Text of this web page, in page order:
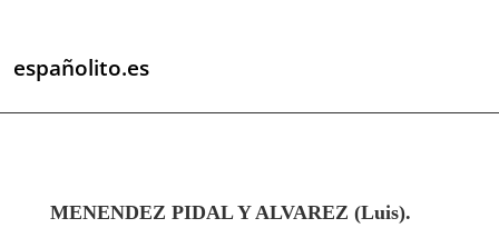
españolito.es
MENENDEZ PIDAL Y ALVAREZ (Luis).